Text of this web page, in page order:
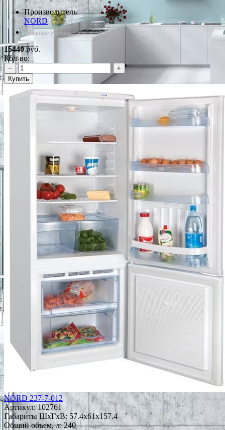
Производитель:
NORD
*Наличие уточняйте у менеджера
15440руб.
Кол-во:
−
+
Купить
NORD 237-7-012
Артикул:102761
Габариты ШxГxВ: 57.4x61x157.4
Общий объем, л: 240